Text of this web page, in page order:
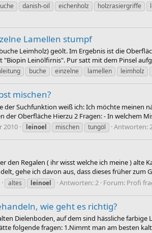
danish-oil eichenholz holzrasiergriffe
Lamellen stumpf
Leimholz) geölt. Im Ergebnis ist die
"Biopin Leinölfirnis". Pur satt mit dem Pinsel
buche einzelne lamellen leimholz
mischen?
der Suchfunktion weiß ich: Ich möchte meinen
der Oberfläche Hierzu 2 Fragen: - In welchem
2010 leinoel mischen tungöl Antworten:
den Regalen ( ihr wisst welche ich meine ) alte
gehe ich davon aus, dass dieses früher zum
altes leinoel Antworten: 2 Forum: Profi
wie geht es richtig?
Dielenboden, auf dem sind hässliche
folgende fragen: 1.Nimmt man am besten